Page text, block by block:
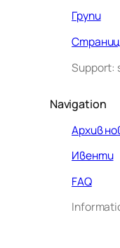
Групи
Support:
Navigation
Архив
Ивенти
FAQ